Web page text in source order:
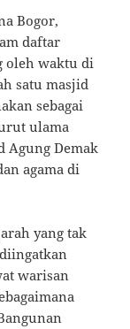
Bogor,
daftar
oleh waktu di
satu masjid
sebagai
ulama
Agung Demak
agama di
yang tak
warisan